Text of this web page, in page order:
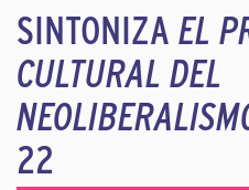
SINTONIZA EL
CULTURAL DEL
22